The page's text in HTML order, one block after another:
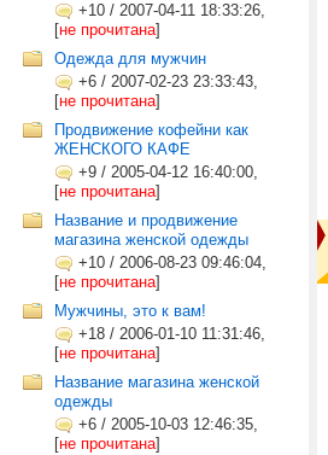
+10 / 2007-04-11 18:33:26,
[не прочитана]
Одежда для мужчин
+6 / 2007-02-23 23:33:43,
[не прочитана]
Продвижение кофейни как
ЖЕНСКОГО КАФЕ
+9 / 2005-04-12 16:40:00,
[не прочитана]
Название и продвижение
магазина женской одежды
+10 / 2006-08-23 09:46:04,
[не прочитана]
Мужчины, это к вам!
+18 / 2006-01-10 11:31:46,
[не прочитана]
Название магазина женской
одежды
+6 / 2005-10-03 12:46:35,
[не прочитана]